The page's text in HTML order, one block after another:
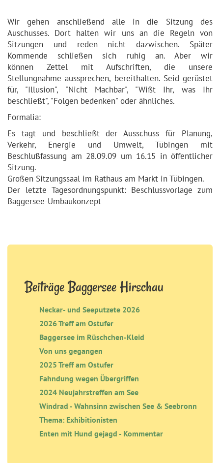
Wir gehen anschließend alle in die Sitzung des
Auschusses. Dort halten wir uns an die Regeln von
Sitzungen und reden nicht dazwischen. Später
Kommende schließen sich ruhig an. Aber wir
können Zettel mit Aufschriften, die unsere
Stellungnahme aussprechen, bereithalten. Seid gerüstet
für, "Illusion", "Nicht Machbar", "Wißt Ihr, was Ihr
beschließt", "Folgen bedenken" oder ähnliches.
Formalia:
Es tagt und beschließt der Ausschuss für Planung,
Verkehr, Energie und Umwelt, Tübingen mit
Beschlußfassung am 28.09.09 um 16.15 in öffentlicher
Sitzung.
Großen Sitzungssaal im Rathaus am Markt in Tübingen.
Der letzte Tagesordnungspunkt: Beschlussvorlage zum
Baggersee-Umbaukonzept
Beiträge Baggersee Hirschau
Neckar- und Seeputzete 2026
2026 Treff am Ostufer
Baggersee im Rüschchen-Kleid
Von uns gegangen
2025 Treff am Ostufer
Fahndung wegen Übergriffen
2024 Neujahrstreffen am See
Windrad - Wahnsinn zwischen See & Seebronn
Thema: Exhibitionisten
Enten mit Hund gejagd - Kommentar